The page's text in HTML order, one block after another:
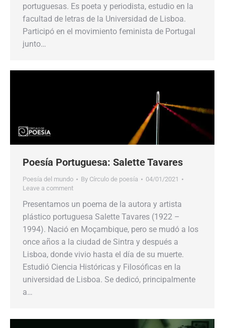
portuguesas. Es poeta y periodista, estudio en la
facultad de letras de la Universidad de Lisboa.
Participó en el movimiento feminista de Portugal
junto…
Poesía Portuguesa: Salette Tavares
Poesía del mundo By Círculo de poesía
04/01/2021
Leave a comment
Presentamos un poema de la autora y artista
plástico portuguesa Salette Tavares (1922 –
1994). Nació en Moçambique, pero se mudó a los
once años a la ciudad de Sintra y después a
Lisboa, donde vivio hasta el día de su muerte.
Estudió Ciencia Históricas y Filosóficas en la
universidad de Lisboa. Se dedicó, principalmente
a…